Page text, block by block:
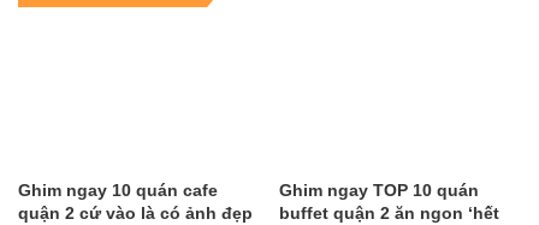
Ghim ngay 10 quán cafe
quận 2 cứ vào là có ảnh đẹp
Ghim ngay TOP 10 quán
buffet quận 2 ăn ngon ‘hết